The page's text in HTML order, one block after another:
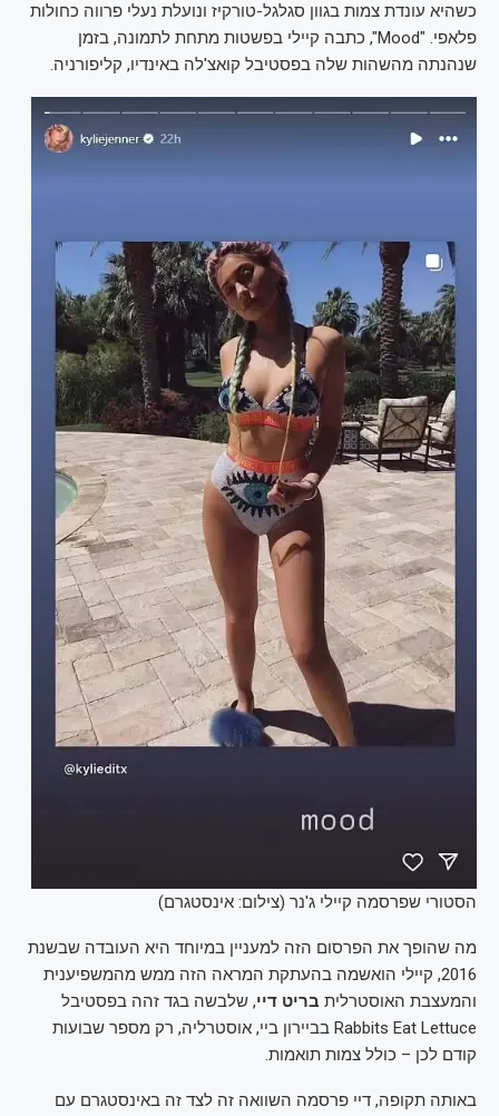
כשהיא עונדת צמות בגוון סגלגל-טורקיז ונועלת נעלי פרווה כחולות
פלאפי. "Mood", כתבה קיילי בפשטות מתחת לתמונה, בזמן
שנהנתה מהשהות שלה בפסטיבל קואצ'לה באינדיו, קליפורניה.
הסטורי שפרסמה קיילי ג'נר (צילום: אינסטגרם)
מה שהופך את הפרסום הזה למעניין במיוחד היא העובדה שבשנת
2016, קיילי הואשמה בהעתקת המראה הזה ממש מהמשפיענית
והמעצבת האוסטרלית בריט דיי, שלבשה בגד זהה בפסטיבל
Rabbits Eat Lettuce בביירון ביי, אוסטרליה, רק מספר שבועות
קודם לכן – כולל צמות תואמות.
באותה תקופה, דיי פרסמה השוואה זה לצד זה באינסטגרם עם